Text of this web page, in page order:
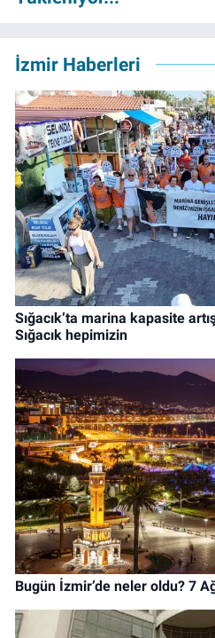
İzmir Haberleri
Sığacık’ta marina kapasite
Sığacık hepimizin
Bugün İzmir’de neler oldu? 7